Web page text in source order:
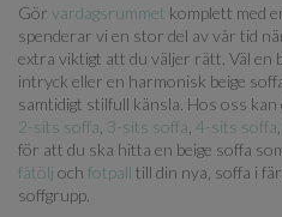
Gör vardagsrummet komplett med
spenderar vi en stor del av vår tid
extra viktigt att du väljer rätt. Väl en
intryck eller en harmonisk beige
samtidigt stilfull känsla. Hos oss kan
2-sits soffa 3-sits soffa 4-sits soffa
för att du ska hitta en beige soffa
fåtölj och fotpall till din nya, soffa i
soffgrupp.